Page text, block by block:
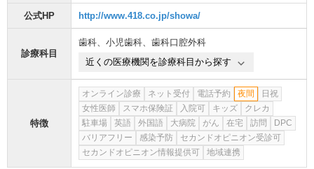
公式HP http://www.418.co.jp/showa/
診療科目
歯科、 小児歯科、 歯科口腔外科
近くの医療機関を診療科目から探す
特徴
オンライン診療 ネット受付 電話予約 夜間
日祝
女性医師
スマホ保険証 入院可 キッズ
クレカ
駐車場
英語 外国語 大病院 がん 在宅 訪問
DPC
バリアフリー
感染予防
セカンドオピニオン受診可
セカンドオピニオン情報提供可
地域連携